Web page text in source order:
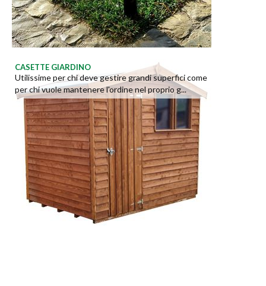
CASETTE GIARDINO
Utilissime per chi deve gestire grandi superfici come
per chi vuole mantenere l'ordine nel proprio g...